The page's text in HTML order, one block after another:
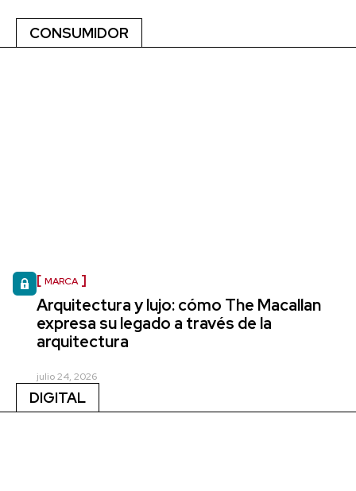
CONSUMIDOR
MARCA
Arquitectura y lujo: cómo The Macallan
expresa su legado a través de la
arquitectura
julio 24, 2026
DIGITAL